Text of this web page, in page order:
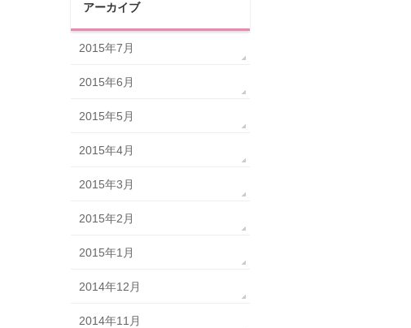
アーカイブ
2015年7月
2015年6月
2015年5月
2015年4月
2015年3月
2015年2月
2015年1月
2014年12月
2014年11月